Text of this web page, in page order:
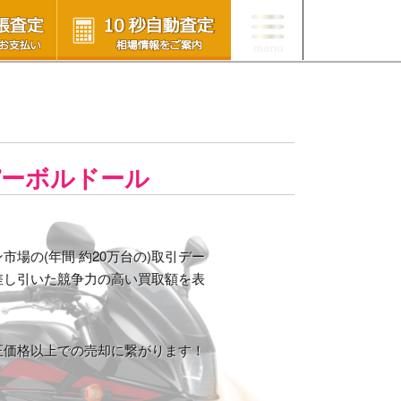
ボルドール
場の(年間 約20万台の)取引デー
引いた競争力の高い買取額を表
格以上での売却に繋がります！